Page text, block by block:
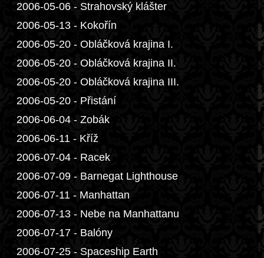
2006-05-06 - Strahovský klášter
2006-05-13 - Kokořín
2006-05-20 - Obláčková krajina I.
2006-05-20 - Obláčková krajina II.
2006-05-20 - Obláčková krajina III.
2006-05-20 - Přistání
2006-06-04 - Zobák
2006-06-11 - Kříž
2006-07-04 - Racek
2006-07-09 - Barnegat Lighthouse
2006-07-11 - Manhattan
2006-07-13 - Nebe na Manhattanu
2006-07-17 - Balóny
2006-07-25 - Spaceship Earth